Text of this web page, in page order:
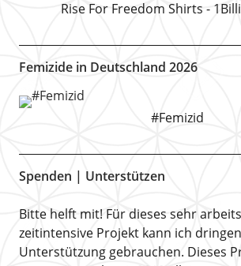
Rise For Freedom Shirts -
Femizide in Deutschland 2026
#Femizid
Spenden | Unterstützen
Bitte helft mit! Für dieses sehr
zeitintensive Projekt kann ich
Unterstützung gebrauchen. Dieses